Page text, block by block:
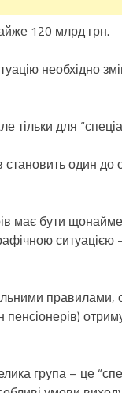
120 млрд грн.
необхідно
тільки для
один
має бути
ситуацією
правилами,
група – це